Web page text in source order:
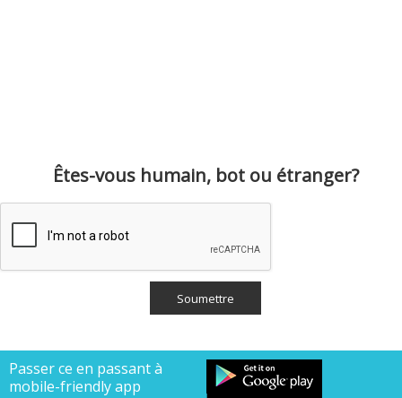
Êtes-vous humain, bot ou étranger?
Passer ce en passant à
mobile-friendly app